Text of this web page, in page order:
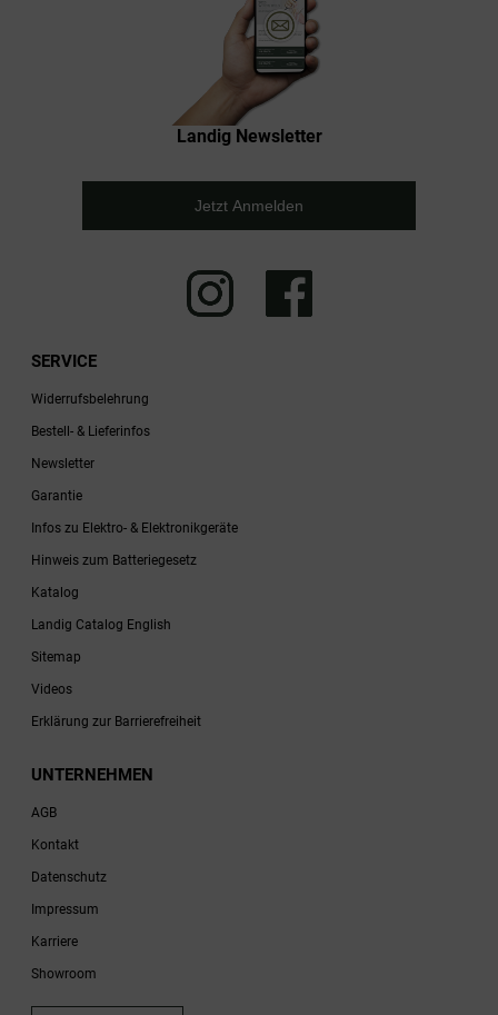
Landig Newsletter
Jetzt Anmelden
SERVICE
Widerrufsbelehrung
Bestell- & Lieferinfos
Newsletter
Garantie
Infos zu Elektro- & Elektronikgeräte
Hinweis zum Batteriegesetz
Katalog
Landig Catalog English
Sitemap
Videos
Erklärung zur Barrierefreiheit
UNTERNEHMEN
AGB
Kontakt
Datenschutz
Impressum
Karriere
Showroom